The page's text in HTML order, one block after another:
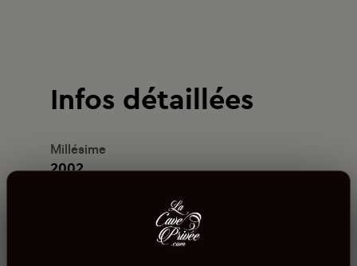
Infos détaillées
Millésime
2002